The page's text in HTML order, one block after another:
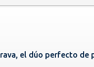
el dúo perfecto de